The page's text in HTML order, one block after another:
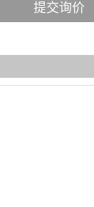
提交询价